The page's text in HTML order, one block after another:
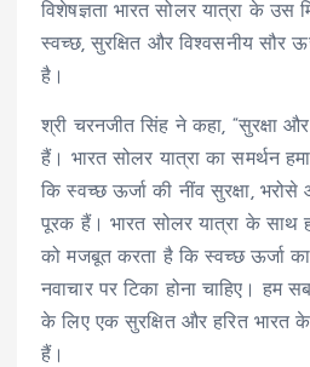
विशेषज्ञता भारत सोलर यात्रा के
स्वच्छ, सुरक्षित और विश्वसनीय सौर
है।
श्री चरनजीत सिंह ने कहा, “सुरक्षा
हैं। भारत सोलर यात्रा का समर्थन
कि स्वच्छ ऊर्जा की नींव सुरक्षा,
पूरक हैं। भारत सोलर यात्रा के साथ
को मजबूत करता है कि स्वच्छ ऊर्जा
नवाचार पर टिका होना चाहिए। हम
के लिए एक सुरक्षित और हरित भारत के
हैं।